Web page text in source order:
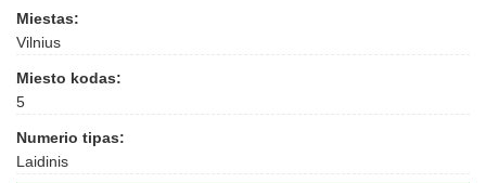
Miestas:
Vilnius
Miesto kodas:
5
Numerio tipas:
Laidinis